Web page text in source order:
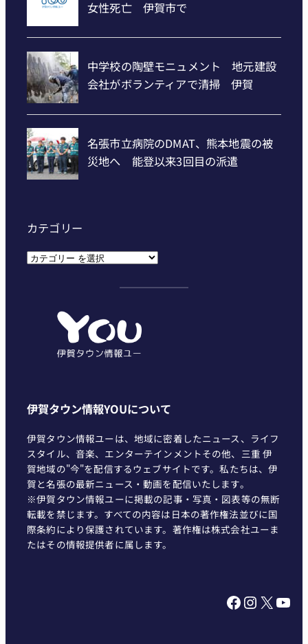
カテゴリー
カ
伊賀タウン情報YOUについて
伊賀タウン情報ユーは、地域に密着したニュース、ライフ
スタイル、音楽、エンターテインメントその他、三重 伊
賀地域の"今"を配信するウェブサイトです。私たちは、伊
賀と名張の最新ニュース・動画を配信いたします。
※伊賀タウン情報ユーに掲載の記事・写真・図表等の無断
転載を禁じます。すべての内容は日本の著作権法並びに国
際条約により保護されています。著作権は株式会社ユーま
たはその情報提供者に属します。
Facebook InstagramX YouTube